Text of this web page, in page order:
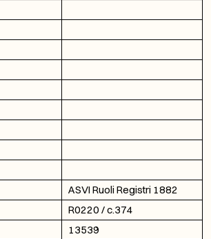
ASVI Ruoli Registri 1882
R0220 / c.374
13539